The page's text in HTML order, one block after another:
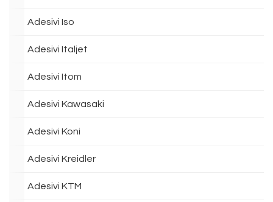
Adesivi Iso
Adesivi Italjet
Adesivi Itom
Adesivi Kawasaki
Adesivi Koni
Adesivi Kreidler
Adesivi KTM